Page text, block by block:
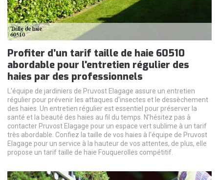
Profiter d’un tarif taille de haie 60510
abordable pour l'entretien régulier des
haies par des professionnels
L'équipe de jardiniers de Pruvost Elagage assure un entretien
régulier pour prévenir les attaques d'insectes et le dessèchement
des haies. Un entretien régulier est essentiel pour préserver la
santé et la beauté des haies au fil du temps. N’hésitez pas à
contacter Pruvost Elagage pour un espace vert sublime à un tarif
très abordable. Confiez la taille de vos haies à l'équipe de Pruvost
Elagage pour un service à la hauteur de vos attentes, de plus, elle
propose un tarif taille de haie Fouquerolles compétitif.